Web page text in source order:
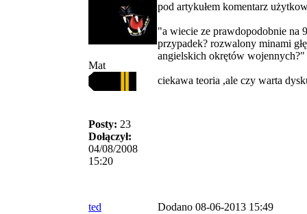
Mat
Posty: 23
Dołączył:
04/08/2008
15:20
pod artykułem komentarz
"a wiecie ze prawdopodobnie na
przypadek? rozwalony minami
angielskich okrętów wojennych?"
ciekawa teoria ,ale czy warta
ted Dodano 08-06-2013 15:49